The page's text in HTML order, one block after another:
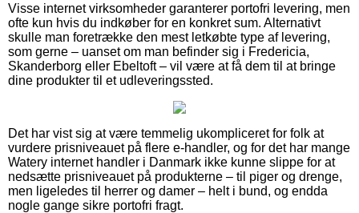
Visse internet virksomheder garanterer portofri levering, men
ofte kun hvis du indkøber for en konkret sum. Alternativt
skulle man foretrække den mest letkøbte type af levering,
som gerne – uanset om man befinder sig i Fredericia,
Skanderborg eller Ebeltoft – vil være at få dem til at bringe
dine produkter til et udleveringssted.
Det har vist sig at være temmelig ukompliceret for folk at
vurdere prisniveauet på flere e-handler, og for det har mange
Watery internet handler i Danmark ikke kunne slippe for at
nedsætte prisniveauet på produkterne – til piger og drenge,
men ligeledes til herrer og damer – helt i bund, og endda
nogle gange sikre portofri fragt.